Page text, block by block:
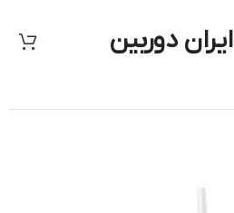
ایران دوربین